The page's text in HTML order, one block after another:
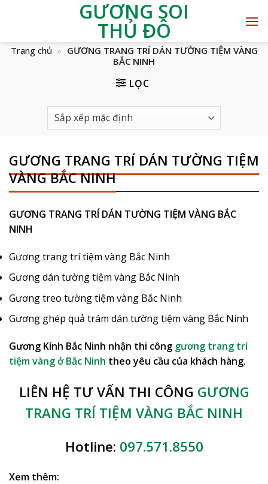
GƯƠNG SOI
THỦ ĐÔ
Trang chủ » GƯƠNG TRANG TRÍ DÁN TƯỜNG TIỆM VÀNG
BẮC NINH
LỌC
GƯƠNG TRANG TRÍ DÁN TƯỜNG TIỆM
VÀNG BẮC NINH
GƯƠNG TRANG TRÍ DÁN TƯỜNG TIỆM VÀNG BẮC
NINH
Gương trang trí tiệm vàng Bắc Ninh
Gương dán tường tiệm vàng Bắc Ninh
Gương treo tường tiệm vàng Bắc Ninh
Gương ghép quả trám dán tường tiệm vàng Bắc Ninh
Gương Kính Bắc Ninh nhận thi công gương trang trí
tiệm vàng ở Bắc Ninh theo yêu cầu của khách hàng.
LIÊN HỆ TƯ VẤN THI CÔNG GƯƠNG
TRANG TRÍ TIỆM VÀNG BẮC NINH
Hotline: 097.571.8550
Xem thêm: